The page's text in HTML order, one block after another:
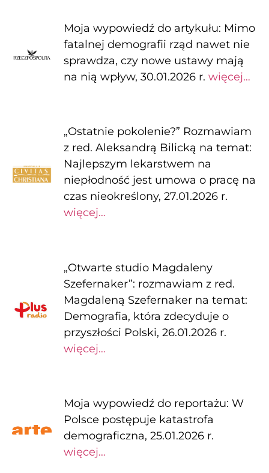
Moja wypowiedź do artykułu: Mimo
fatalnej demografii rząd nawet nie
sprawdza, czy nowe ustawy mają
na nią wpływ, 30.01.2026 r. więcej…
„Ostatnie pokolenie?” Rozmawiam
z red. Aleksandrą Bilicką na temat:
Najlepszym lekarstwem na
niepłodność jest umowa o pracę na
czas nieokreślony, 27.01.2026 r.
więcej…
„Otwarte studio Magdaleny
Szefernaker”: rozmawiam z red.
Magdaleną Szefernaker na temat:
Demografia, która zdecyduje o
przyszłości Polski, 26.01.2026 r.
więcej…
Moja wypowiedź do reportażu: W
Polsce postępuje katastrofa
demograficzna, 25.01.2026 r.
więcej…